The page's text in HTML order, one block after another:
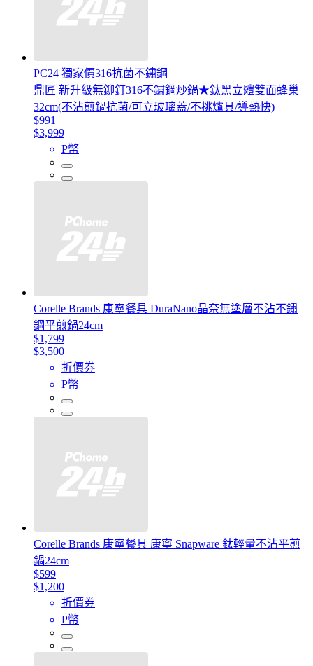
PC24 獨家價316抗菌不鏽鋼
鼎匠 新升級無鉚釘316不鏽鋼炒鍋★鈦黑立體雙面蜂巢
32cm(不沾煎鍋抗菌/可立玻璃蓋/不挑爐具/導熱快)
$991
$3,999
P幣
Corelle Brands 康寧餐具 DuraNano晶奈無塗層不沾不鏽
鋼平煎鍋24cm
$1,799
$3,500
折價券
P幣
Corelle Brands 康寧餐具 康寧 Snapware 鈦輕量不沾平煎
鍋24cm
$599
$1,200
折價券
P幣